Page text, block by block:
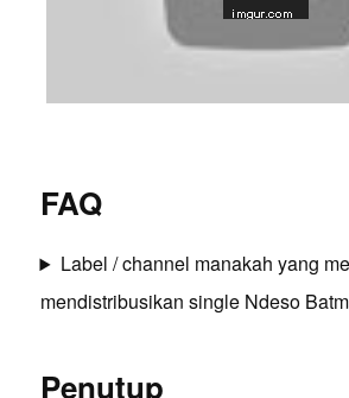
FAQ
Label / channel manakah yang
mendistribusikan single Ndeso
Penutup